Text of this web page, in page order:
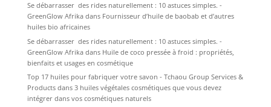
Se débarrasser des rides naturellement : 10 astuces simples. -
GreenGlow Afrikadans Fournisseur d’huile de baobab et d’autres
huiles bio africaines
Se débarrasser des rides naturellement : 10 astuces simples. -
GreenGlow Afrikadans Huile de coco pressée à froid : propriétés,
bienfaits et usages en cosmétique
Top 17 huiles pour fabriquer votre savon - Tchaou Group Services &
Productsdans 3 huiles végétales cosmétiques que vous devez
intégrer dans vos cosmétiques naturels